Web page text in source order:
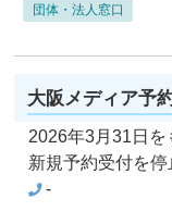
団体・法人窓口
大阪メディア予
2026年3月31日
新規予約受付を停
-